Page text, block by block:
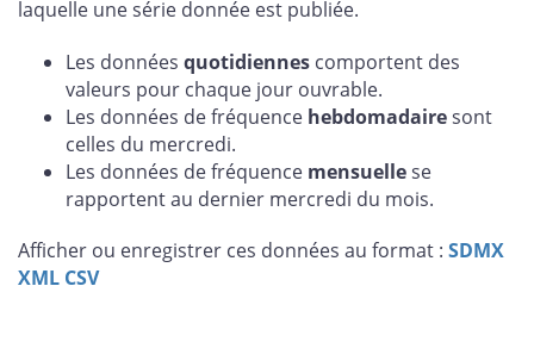
laquelle une série donnée est publiée.
Les données quotidiennes comportent des
valeurs pour chaque jour ouvrable.
Les données de fréquence hebdomadairesont
celles du mercredi.
Les données de fréquence mensuellese
rapportent au dernier mercredi du mois.
Afficher ou enregistrer ces données au format : SDMX
XML CSV